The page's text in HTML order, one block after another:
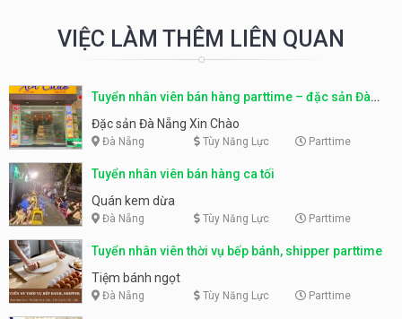
VIỆC LÀM THÊM LIÊN QUAN
Tuyển nhân viên bán hàng parttime – đặc sản Đà
Nẵng
Đặc sản Đà Nẵng Xin Chào
Đà Nẵng Tùy Năng Lực Parttime
Tuyển nhân viên bán hàng ca tối
Quán kem dừa
Đà Nẵng Tùy Năng Lực Parttime
Tuyển nhân viên thời vụ bếp bánh, shipper parttime
Tiệm bánh ngọt
Đà Nẵng Tùy Năng Lực Parttime